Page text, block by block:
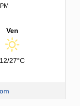
Ven
12/27°C